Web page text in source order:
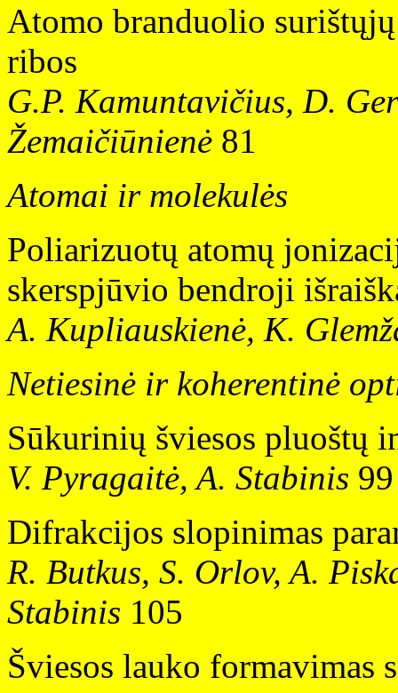
Atomo branduolio
ribos
G.P. Kamuntavičius, D.
Žemaičiūnienė 81
Atomai ir molekulės
Poliarizuotų atomų
skerspjūvio bendroji
A. Kupliauskienė, K.
Netiesinė ir koherentinė
Sūkurinių šviesos pluoštų
V. Pyragaitė, A. Stabinis 99
Difrakcijos slopinimas
R. Butkus, S. Orlov, A.
Stabinis 105
Šviesos lauko formavimas